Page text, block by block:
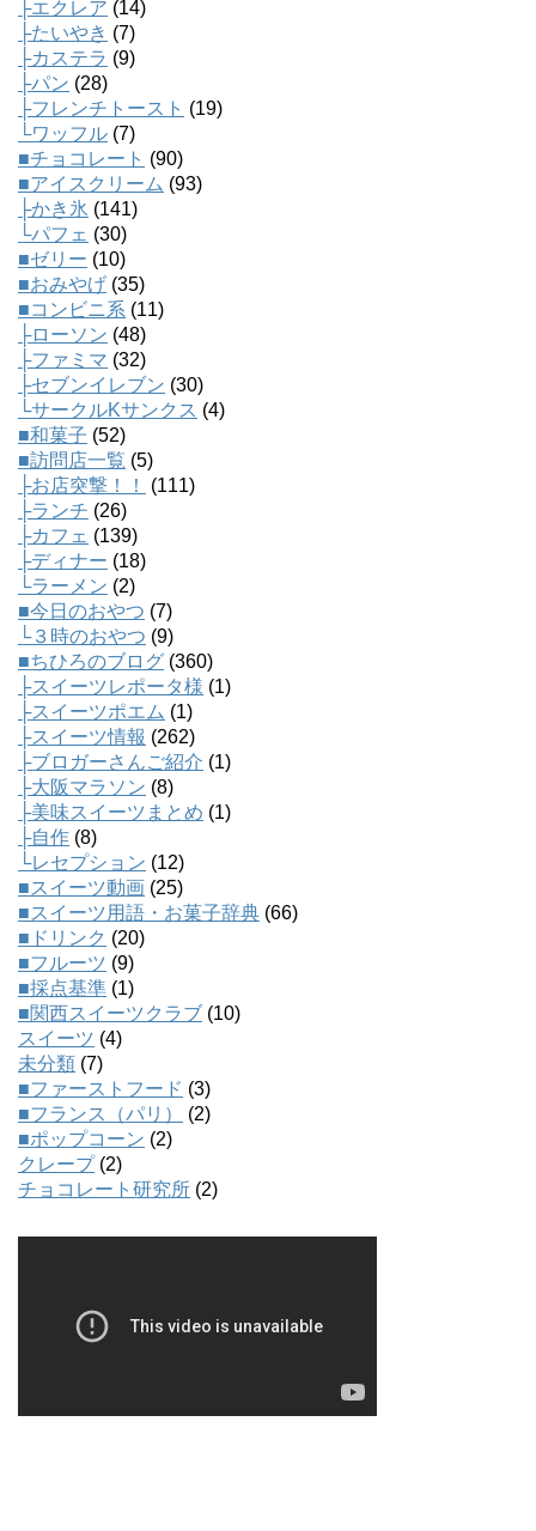
├エクレア (14)
├たいやき (7)
├カステラ (9)
├パン (28)
├フレンチトースト (19)
└ワッフル (7)
■チョコレート (90)
■アイスクリーム (93)
├かき氷 (141)
└パフェ (30)
■ゼリー (10)
■おみやげ (35)
■コンビニ系 (11)
├ローソン (48)
├ファミマ (32)
├セブンイレブン (30)
└サークルKサンクス (4)
■和菓子 (52)
■訪問店一覧 (5)
├お店突撃！！
(111)
├ランチ (26)
├カフェ (139)
├ディナー (18)
└ラーメン (2)
■今日のおやつ (7)
└３時のおやつ (9)
■ちひろのブログ (360)
├スイーツレポータ様 (1)
├スイーツポエム (1)
├スイーツ情報 (262)
├ブロガーさんご紹介 (1)
├大阪マラソン (8)
├美味スイーツまとめ (1)
├自作 (8)
└レセプション (12)
■スイーツ動画 (25)
■スイーツ用語・お菓子辞典 (66)
■ドリンク (20)
■フルーツ (9)
■採点基準 (1)
■関西スイーツクラブ (10)
スイーツ (4)
未分類 (7)
■ファーストフード (3)
■フランス（パリ）
(2)
■ポップコーン (2)
クレープ(2)
チョコレート研究所 (2)